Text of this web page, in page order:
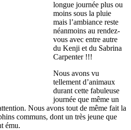
longue journée plus ou
moins sous la pluie
mais l’ambiance reste
néanmoins au rendez-
vous avec entre autre
du Kenji et du Sabrina
Carpenter !!!
Nous avons vu
tellement d’animaux
durant cette fabuleuse
journée que même un
Nous avons tout de même fait la
communs, dont un très jeune que
ému.